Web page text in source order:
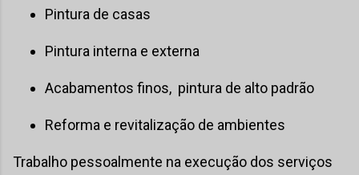
Pintura de casas
Pintura interna e externa
Acabamentos finos, pintura de alto padrão
Reforma e revitalização de ambientes
Trabalho pessoalmente na execução dos serviços